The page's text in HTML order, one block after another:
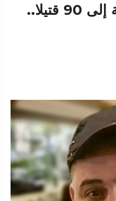
ارتفاع حصيلة ضحايا مأساة سبتة إلى 90 قتيلا..